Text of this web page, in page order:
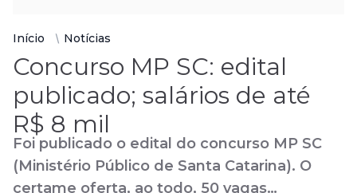
Início Notícias
Concurso MP SC: edital
publicado; salários de até
R$ 8 mil
Foi publicado o edital do concurso MP SC
(Ministério Público de Santa Catarina). O
certame oferta, ao todo, 50 vagas